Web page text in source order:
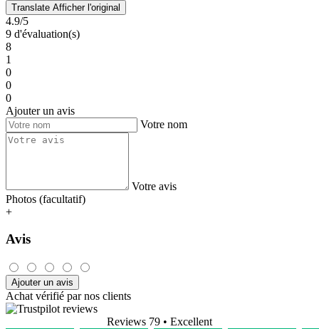
Translate Afficher l'original
4.9/5
9 d'évaluation(s)
8
1
0
0
0
Ajouter un avis
Votre nom
Votre avis
Photos (facultatif)
+
Avis
Ajouter un avis
Achat vérifié par nos clients
Reviews 79 • Excellent